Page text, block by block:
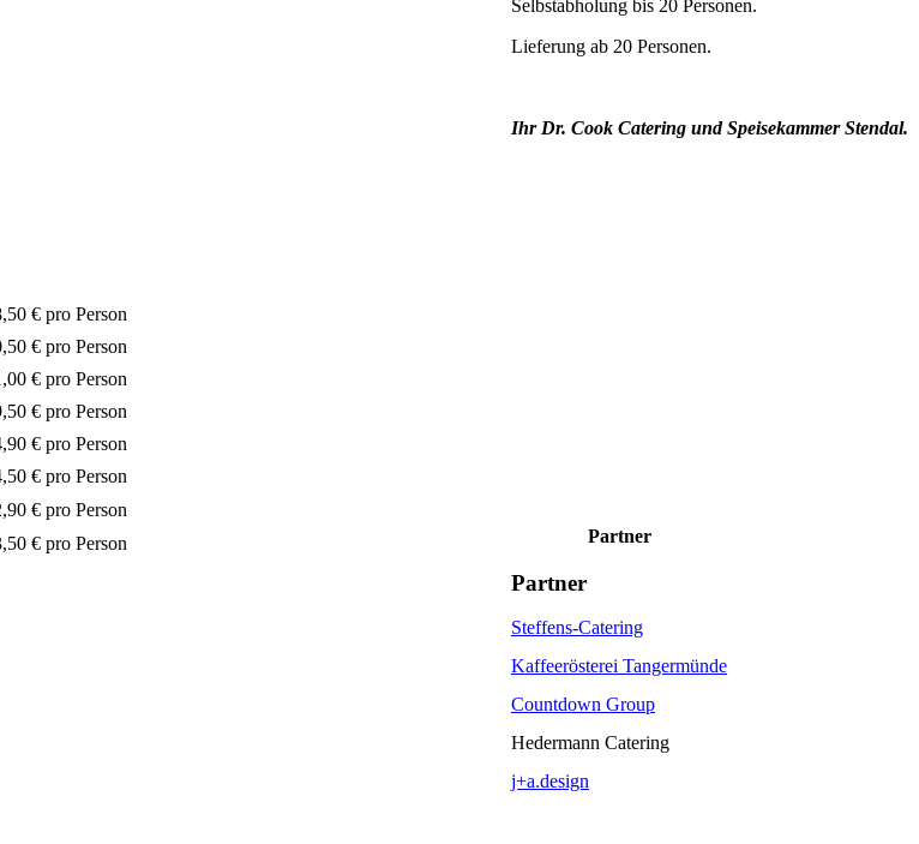
€ pro Person
€ pro Person
€ pro Person
€ pro Person
€ pro Person
€ pro Person
€ pro Person
€ pro Person
Selbstabholung bis 20 Personen.
Lieferung ab 20 Personen.
Ihr Dr. Cook Catering und Speisekammer Stendal.
Partner
Partner
Steffens-Catering
Kaffeerösterei Tangermünde
Countdown Group
Hedermann Catering
j+a.design